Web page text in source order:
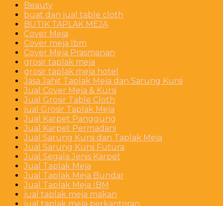
Beauty
buat dan jual table cloth
BUTIK TAPLAK MEJA
Cover Meja
Cover meja Ibm
Cover Meja Prasmanan
grosir taplak meja
grosir taplak meja hotel
Jasa Jahit Taplak Meja dan Sarung Kursi
Jual Cover Meja & Kursi
Jual Grosir Table Cloth
jual Grosir Taplak Meja
Jual Karpet Panggung
Jual Karpet Permadani
Jual Sarung Kursi dan Taplak Meja
Jual Sarung Kursi Futura
Jual Segala Jenis Karpet
Jual Taplak Meja
Jual Taplak Meja Bundar
Jual Taplak Meja IBM
jual taplak meja makan
jual taplak meja perkantoran